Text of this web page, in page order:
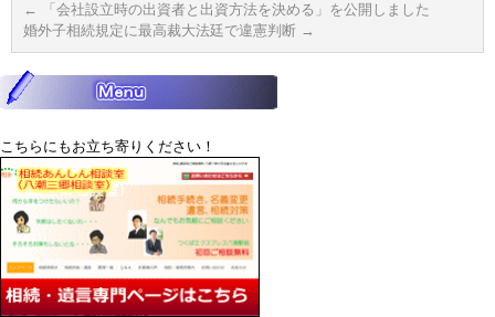
←
「会社設立時の出資者と出資方法を決める」を公開しました
婚外子相続規定に最高裁大法廷で違憲判断 →
こちらにもお立ち寄りください！